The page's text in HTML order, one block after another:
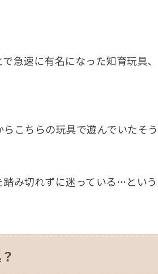
急速に有名になった知育玩具
こちらの玩具で遊んでいたそ
み切れずに迷っている…とい